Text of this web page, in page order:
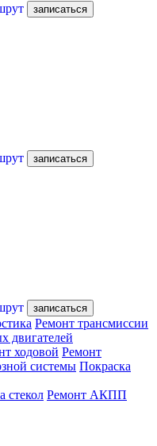
записаться
записаться
записаться
Ремонт трансмиссии
двигателей
ходовой Ремонт
системы Покраска
стекол Ремонт АКПП